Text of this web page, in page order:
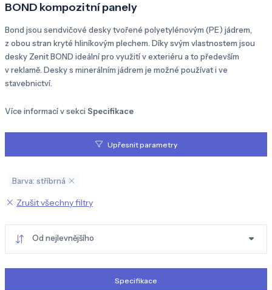
BOND kompozitní panely
Bond jsou sendvičové desky tvořené polyetylénovým (PE) jádrem,
z obou stran kryté hliníkovým plechem. Díky svým vlastnostem jsou
desky Zenit BOND ideální pro využití v exteriéru a to především
v reklamě. Desky s minerálním jádrem je možné používat i ve
stavebnictví.
Více informací v sekci Specifikace
Upřesnit parametry
Barva: stříbrná
Zrušit všechny filtry
Od nejlevnějšího
Specifikace